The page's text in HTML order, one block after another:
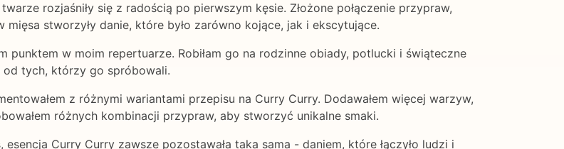
rozjaśniły się z radością po pierwszym kęsie. Złożone połączenie przypraw,
stworzyły danie, które było zarówno kojące, jak i ekscytujące.
punktem w moim repertuarze. Robiłam go na rodzinne obiady, potlucki i świąteczne
od tych, którzy go spróbowali.
z różnymi wariantami przepisu na Curry Curry. Dodawałem więcej warzyw,
różnych kombinacji przypraw, aby stworzyć unikalne smaki.
Curry Curry zawsze pozostawała taka sama - daniem, które łączyło ludzi i